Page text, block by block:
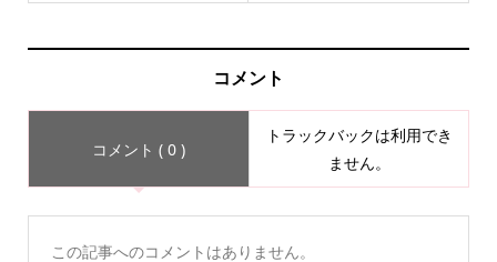
コメント
コメント ( 0 )
トラックバックは利用でき
ません。
この記事へのコメントはありません。